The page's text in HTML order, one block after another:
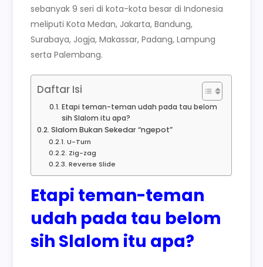
sebanyak 9 seri di kota-kota besar di Indonesia
meliputi Kota Medan, Jakarta, Bandung,
Surabaya, Jogja, Makassar, Padang, Lampung
serta Palembang.
Daftar Isi
Etapi teman-teman udah pada tau belom
sih Slalom itu apa?
Slalom Bukan Sekedar “ngepot”
U-Turn
Zig-zag
Reverse Slide
Etapi teman-teman
udah pada tau belom
sih Slalom itu apa?